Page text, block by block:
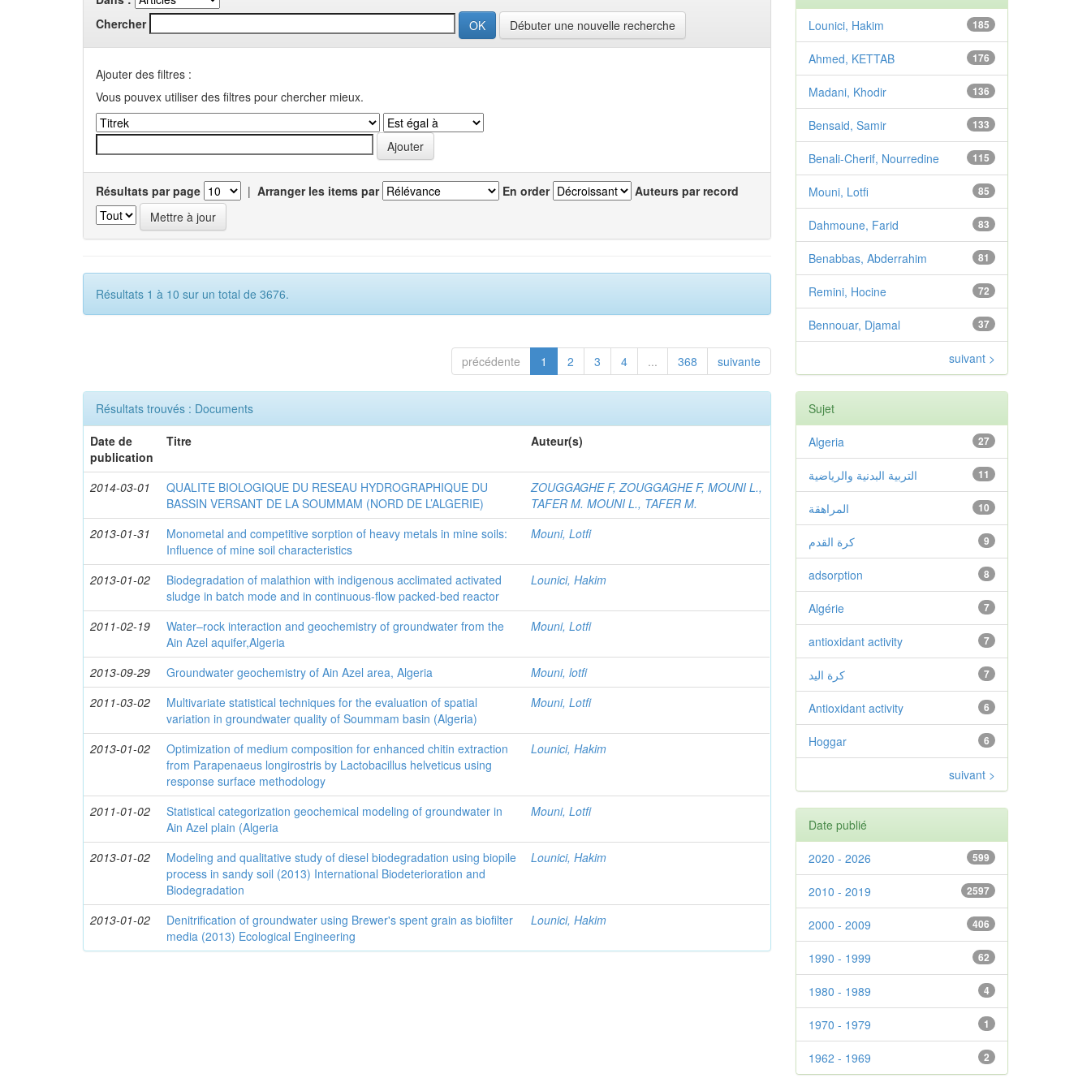
Chercher
Débuter une nouvelle recherche
Ajouter des filtres :
Vous pouvex utiliser des filtres pour chercher mieux.
Résultats par page | Arranger les items par En order Auteurs par record
Résultats 1 à 10 sur un total de 3676.
précédente 1 2 3 4 ... 368 suivante
Résultats trouvés : Documents
Date de
publication
Titre Auteur(s)
2014-03-01
QUALITE BIOLOGIQUE DU RESEAU HYDROGRAPHIQUE DU
BASSIN VERSANT DE LA SOUMMAM (NORD DE L’ALGERIE)
ZOUGGAGHE F, ZOUGGAGHE F, MOUNI L.,
TAFER M. MOUNI L., TAFER M.
2013-01-31
Monometal and competitive sorption of heavy metals in mine soils:
Influence of mine soil characteristics
Mouni, Lotfi
2013-01-02
Biodegradation of malathion with indigenous acclimated activated
sludge in batch mode and in continuous-flow packed-bed reactor
Lounici, Hakim
2011-02-19
Water–rock interaction and geochemistry of groundwater from the
Ain Azel aquifer,Algeria
Mouni, Lotfi
2013-09-29 Groundwater geochemistry of Ain Azel area, Algeria
Mouni, lotfi
2011-03-02
Multivariate statistical techniques for the evaluation of spatial
variation in groundwater quality of Soummam basin (Algeria)
Mouni, Lotfi
2013-01-02
Optimization of medium composition for enhanced chitin extraction
from Parapenaeus longirostris by Lactobacillus helveticus using
response surface methodology
Lounici, Hakim
2011-01-02
Statistical categorization geochemical modeling of groundwater in
Ain Azel plain (Algeria
Mouni, Lotfi
2013-01-02
Modeling and qualitative study of diesel biodegradation using biopile
process in sandy soil (2013) International Biodeterioration and
Biodegradation
Lounici, Hakim
2013-01-02
Denitrification of groundwater using Brewer's spent grain as biofilter
media (2013) Ecological Engineering
Lounici, Hakim
185
Lounici, Hakim
176
Ahmed, KETTAB
136
Madani, Khodir
133
Bensaid, Samir
115
Benali-Cherif, Nourredine
85
Mouni, Lotfi
83
Dahmoune, Farid
81
Benabbas, Abderrahim
72
Remini, Hocine
37
Bennouar, Djamal
suivant >
Sujet
27
Algeria
11 التربية البدنية والرياضية
10 المراهقة
9 كرة القدم
8
adsorption
7
Algérie
7
antioxidant activity
7 كرة اليد
6
Antioxidant activity
6
Hoggar
suivant >
Date publié
599
2020 - 2026
2597
2010 - 2019
406
2000 - 2009
62
1990 - 1999
4
1980 - 1989
1
1970 - 1979
2
1962 - 1969